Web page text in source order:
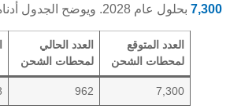
7,300 بحلول عام 2028. ويوضح الجدول أدناه هذه الأهداف:
العدد المتوقع
لمحطات الشحن
العدد الحالي
لمحطات الشحن
7,300
962